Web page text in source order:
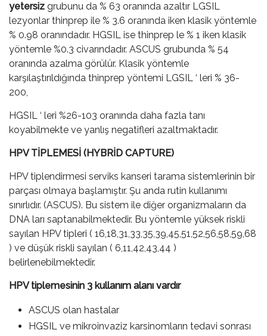
yetersiz grubunu da % 63 oranında azaltır LGSIL
lezyonlar thinprep ile % 3.6 oranında iken klasik yöntemle
% 0.98 oranındadır. HGSIL ise thinprep le % 1 iken klasik
yöntemle %0.3 civarındadır. ASCUS grubunda % 54
oranında azalma görülür. Klasik yöntemle
karşılaştırıldığında thinprep yöntemi LGSIL ‘ leri % 36-
200,
HGSIL ‘ leri %26-103 oranında daha fazla tanı
koyabilmekte ve yanlış negatifleri azaltmaktadır.
HPV TİPLEMESİ (HYBRİD CAPTURE)
HPV tiplendirmesi serviks kanseri tarama sistemlerinin bir
parçası olmaya başlamıştır. Şu anda rutin kullanımı
sınırlıdır. (ASCUS). Bu sistem ile diğer organizmaların da
DNA ları saptanabilmektedir. Bu yöntemle yüksek riskli
sayılan HPV tipleri ( 16,18,31,33,35,39,45,51,52,56,58,59,68
) ve düşük riskli sayılan ( 6,11,42,43,44 )
belirlenebilmektedir.
HPV tiplemesinin 3 kullanım alanı vardır
ASCUS olan hastalar
HGSIL ve mikroinvaziz karsinomların tedavi sonrası